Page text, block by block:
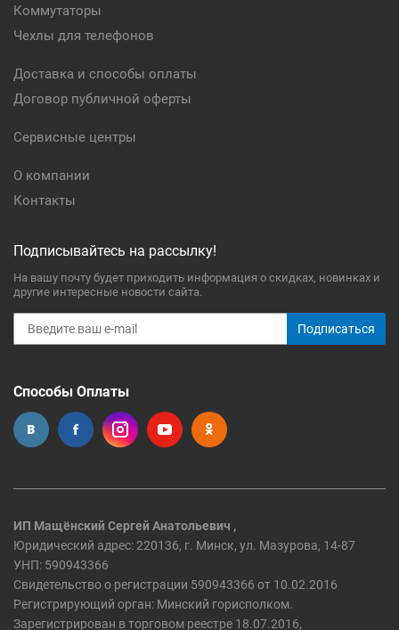
Коммутаторы
Чехлы для телефонов
Доставка и способы оплаты
Договор публичной оферты
Сервисные центры
О компании
Контакты
Подписывайтесь на рассылку!
На вашу почту будет приходить информация о скидках, новинках и
другие интересные новости сайта.
Подписаться
Способы Оплаты
ИП Мащёнский Сергей Анатольевич ,
Юридический адрес: 220136, г. Минск, ул. Мазурова, 14-87
УНП: 590943366
Свидетельство о регистрации 590943366 от 10.02.2016
Регистрирующий орган: Минский горисполком.
Зарегистрирован в торговом реестре 18.07.2016,